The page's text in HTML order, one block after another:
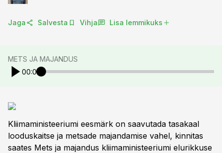
Jaga Salvesta Vihja Lisa lemmikuks
METS JA MAJANDUS
00:00
Kliimaministeeriumi eesmärk on saavutada tasakaal
looduskaitse ja metsade majandamise vahel, kinnitas
saates Mets ja majandus kliimaministeeriumi elurikkuse